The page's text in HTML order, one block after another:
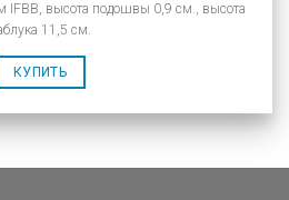
IFBB, высота подошвы 0,9 см., высота
11,5 см.
КУПИТЬ